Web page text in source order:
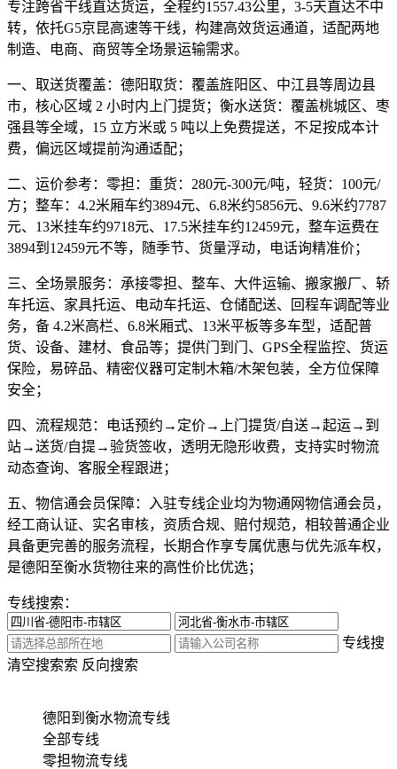
专注跨省干线直达货运，全程约1557.43公里，3-5天直达不中
转，依托G5京昆高速等干线，构建高效货运通道，适配两地
制造、电商、商贸等全场景运输需求。
一、取送货覆盖： 德阳取货：覆盖旌阳区、中江县等周边县
市，核心区域 2 小时内上门提货；衡水送货：覆盖桃城区、枣
强县等全域，15 立方米或 5 吨以上免费提送，不足按成本计
费，偏远区域提前沟通适配；
二、运价参考： 零担：重货：280元-300元/吨，轻货：100元/
方；整车：4.2米厢车约3894元、6.8米约5856元、9.6米约7787
元、13米挂车约9718元、17.5米挂车约12459元，整车运费在
3894到12459元不等，随季节、货量浮动，电话询精准价；
三、全场景服务： 承接零担、整车、大件运输、搬家搬厂、轿
车托运、家具托运、电动车托运、仓储配送、回程车调配等业
务，备 4.2米高栏、6.8米厢式、13米平板等多车型，适配普
货、设备、建材、食品等；提供门到门、GPS全程监控、货运
保险，易碎品、精密仪器可定制木箱/木架包装，全方位保障
安全；
四、流程规范：
电话预约→定价→上门提货/自送→起运→到
站→送货/自提→验货签收，透明无隐形收费，支持实时物流
动态查询、客服全程跟进；
五、物信通会员保障：
入驻专线企业均为物通网物信通会员，
经工商认证、实名审核，资质合规、赔付规范，相较普通企业
具备更完善的服务流程，长期合作享专属优惠与优先派车权，
是德阳至衡水货物往来的高性价比优选；
专线搜索：
专线搜
索 反向搜索
清空搜索
德阳到衡水物流专线
全部专线
零担物流专线